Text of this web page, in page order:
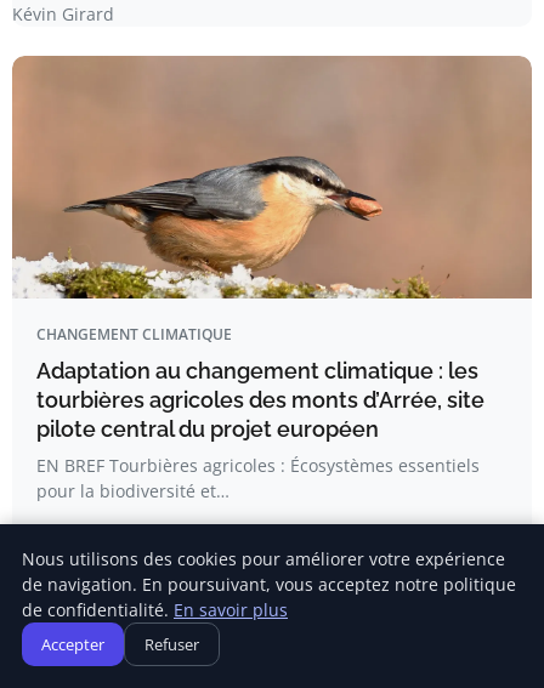
Kévin Girard
CHANGEMENT CLIMATIQUE
Adaptation au changement climatique : les
tourbières agricoles des monts d’Arrée, site
pilote central du projet européen
EN BREF Tourbières agricoles : Écosystèmes essentiels
pour la biodiversité et…
Emma Dufour
Nous utilisons des cookies pour améliorer votre expérience
de navigation. En poursuivant, vous acceptez notre politique
de confidentialité. En savoir plus
Accepter Refuser